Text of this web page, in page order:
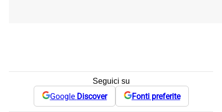
Seguici su
Google Discover Fonti preferite